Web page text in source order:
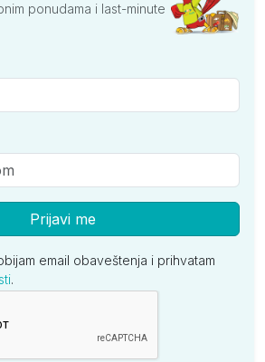
ponudama i last-minute
Prijavi me
email obaveštenja i prihvatam
.